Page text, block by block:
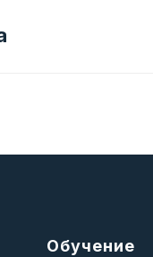
Обучение